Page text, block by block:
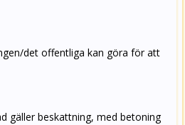
det offentliga kan göra för att
gäller beskattning, med betoning